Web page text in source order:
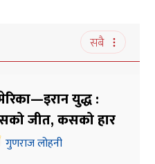
सबै
युद्ध :
जीत, कसको हार
गुणराज लोहनी